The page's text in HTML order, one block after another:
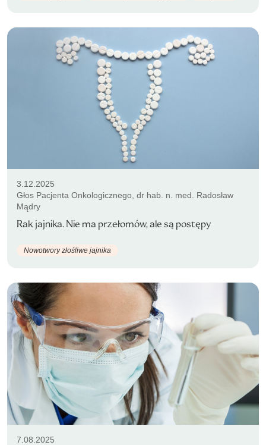
3.12.2025
Głos Pacjenta Onkologicznego, dr hab. n. med. Radosław
Mądry
Rak jajnika. Nie ma przełomów, ale są postępy
Nowotwory złośliwe jajnika
7.08.2025